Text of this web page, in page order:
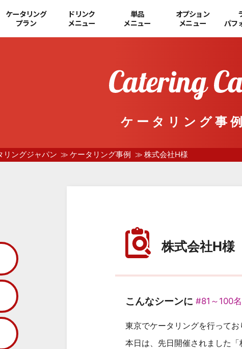
ケータリング
プラン
ドリンク
メニュー
単品
メニュー
オプション
メニュー
パフ
ケータリング事例
リングジャパン ケータリング事例 株式会社H様
株式会社H様
こんなシーンに #81～100
東京でケータリングを行ってお
本日は、先日開催されました